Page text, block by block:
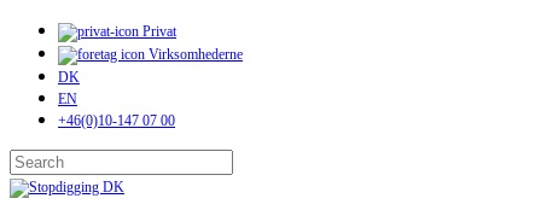
Skip
main
content
Privat
Virksomhederne
DK
EN
+46(0)10-147 07 00
Close
Search